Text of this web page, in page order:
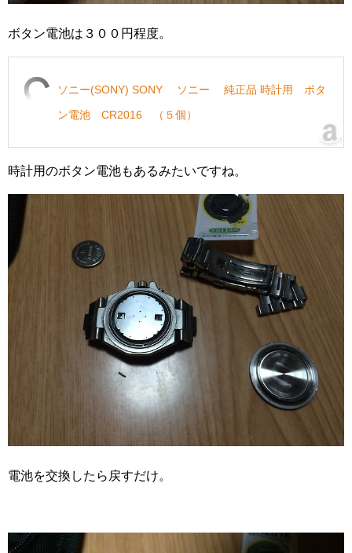
ボタン電池は３００円程度。
ソニー(SONY) SONY ソニー 純正品 時計用 ボタ
ン電池 CR2016 （５個）
時計用のボタン電池もあるみたいですね。
電池を交換したら戻すだけ。